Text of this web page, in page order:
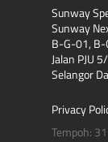
性
如
情
如
况
Sunway
Sunway
B-G-01, B-
Jalan PJU
Selangor
Privacy
Tempoh: